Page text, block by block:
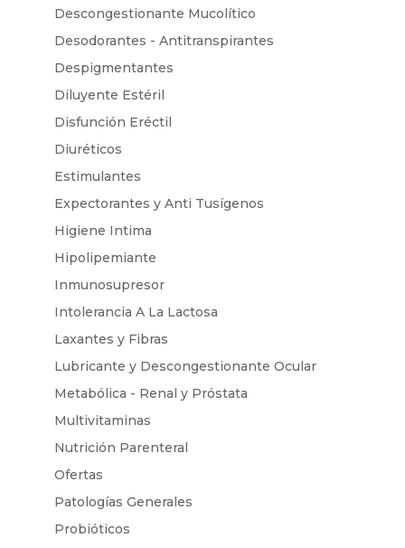
Descongestionante Mucolítico
Desodorantes - Antitranspirantes
Despigmentantes
Diluyente Estéril
Disfunción Eréctil
Diuréticos
Estimulantes
Expectorantes y Anti Tusígenos
Higiene Intima
Hipolipemiante
Inmunosupresor
Intolerancia A La Lactosa
Laxantes y Fibras
Lubricante y Descongestionante Ocular
Metabólica - Renal y Próstata
Multivitaminas
Nutrición Parenteral
Ofertas
Patologías Generales
Probióticos